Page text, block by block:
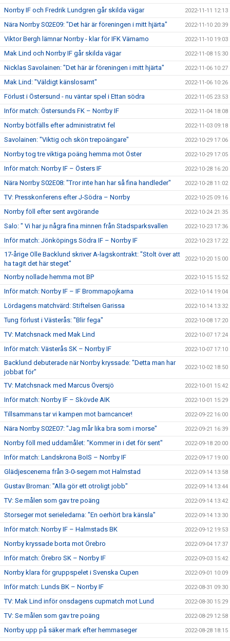
Norrby IF och Fredrik Lundgren går skilda vägar 2022-11-11 12:13
Nära Norrby S02E09: "Det här är föreningen i mitt hjärta" 2022-11-10 20:39
Viktor Bergh lämnar Norrby - klar för IFK Värnamo 2022-11-10 19:03
Mak Lind och Norrby IF går skilda vägar 2022-11-08 15:30
Nicklas Savolainen: "Det här är föreningen i mitt hjärta" 2022-11-06 10:27
Mak Lind: "Väldigt känslosamt" 2022-11-06 10:26
Förlust i Östersund - nu väntar spel i Ettan södra 2022-11-05 23:53
Inför match: Östersunds FK – Norrby IF 2022-11-04 18:08
Norrby bötfälls efter administrativt fel 2022-11-03 09:18
Savolainen: "Viktig och skön trepoängare" 2022-10-29 17:06
Norrby tog tre viktiga poäng hemma mot Öster 2022-10-29 17:05
Inför match: Norrby IF – Östers IF 2022-10-28 16:20
Nära Norrby S02E08: "Tror inte han har så fina handleder" 2022-10-28 11:02
TV: Presskonferens efter J-Södra – Norrby 2022-10-25 09:16
Norrby föll efter sent avgörande 2022-10-24 21:35
Salo: " Vi har ju några fina minnen från Stadsparksvallen 2022-10-23 17:36
Inför match: Jönköpings Södra IF – Norrby IF 2022-10-23 17:22
17-årige Olle Backlund skriver A-lagskontrakt: "Stolt över att
ha tagit det här steget"
2022-10-20 15:00
Norrby nollade hemma mot BP 2022-10-15 15:52
Inför match: Norrby IF – IF Brommapojkarna 2022-10-14 19:04
Lördagens matchvärd: Stiftelsen Garissa 2022-10-14 13:32
Tung förlust i Västerås: "Blir fega" 2022-10-08 17:20
TV: Matchsnack med Mak Lind 2022-10-07 17:24
Inför match: Västerås SK – Norrby IF 2022-10-07 17:10
Backlund debuterade när Norrby kryssade: "Detta man har
jobbat för"
2022-10-02 18:50
TV: Matchsnack med Marcus Översjö 2022-10-01 15:42
Inför match: Norrby IF – Skövde AIK 2022-10-01 15:29
Tillsammans tar vi kampen mot barncancer! 2022-09-22 16:00
Nära Norrby S02E07: "Jag mår lika bra som i morse" 2022-09-21 16:39
Norrby föll med uddamålet: "Kommer in i det för sent" 2022-09-18 20:00
Inför match: Landskrona BoIS – Norrby IF 2022-09-17 19:00
Glädjescenerna från 3-0-segern mot Halmstad 2022-09-14 13:58
Gustav Broman: "Alla gör ett otroligt jobb" 2022-09-14 13:44
TV: Se målen som gav tre poäng 2022-09-14 13:42
Storseger mot serieledarna: "En oerhört bra känsla" 2022-09-14 13:30
Inför match: Norrby IF – Halmstads BK 2022-09-12 19:53
Norrby kryssade borta mot Örebro 2022-09-04 17:37
Inför match: Örebro SK – Norrby IF 2022-09-03 15:42
Norrby klara för gruppspelet i Svenska Cupen 2022-09-01 10:09
Inför match: Lunds BK – Norrby IF 2022-08-31 09:30
TV: Mak Lind inför onsdagens cupmatch mot Lund 2022-08-30 15:29
TV: Se målen som gav tre poäng 2022-08-29 12:58
Norrby upp på säker mark efter hemmaseger 2022-08-28 18:15